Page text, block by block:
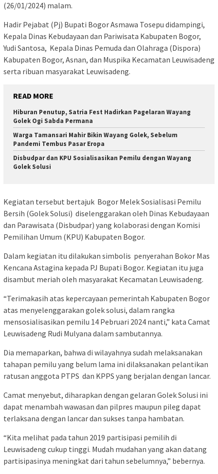
(26/01/2024) malam.
Hadir Pejabat (Pj) Bupati Bogor Asmawa Tosepu didampingi,
Kepala Dinas Kebudayaan dan Pariwisata Kabupaten Bogor,
Yudi Santosa, Kepala Dinas Pemuda dan Olahraga (Dispora)
Kabupaten Bogor, Asnan, dan Muspika Kecamatan Leuwisadeng
serta ribuan masyarakat Leuwisadeng.
READ MORE
Hiburan Penutup, Satria Fest Hadirkan Pagelaran Wayang
Golek Ogi Sabda Permana
Warga Tamansari Mahir Bikin Wayang Golek, Sebelum
Pandemi Tembus Pasar Eropa
Disbudpar dan KPU Sosialisasikan Pemilu dengan Wayang
Golek Solusi
Kegiatan tersebut bertajuk Bogor Melek Sosialisasi Pemilu
Bersih (Golek Solusi) diselenggarakan oleh Dinas Kebudayaan
dan Parawisata (Disbudpar) yang kolaborasi dengan Komisi
Pemilihan Umum (KPU) Kabupaten Bogor.
Dalam kegiatan itu dilakukan simbolis penyerahan Bokor Mas
Kencana Astagina kepada PJ Bupati Bogor. Kegiatan itu juga
disambut meriah oleh masyarakat Kecamatan Leuwisadeng.
“Terimakasih atas kepercayaan pemerintah Kabupaten Bogor
atas menyelenggarakan golek solusi, dalam rangka
mensosialisasikan pemilu 14 Pebruari 2024 nanti,” kata Camat
Leuwisadeng Rudi Mulyana dalam sambutannya.
Dia memaparkan, bahwa di wilayahnya sudah melaksanakan
tahapan pemilu yang belum lama ini dilaksanakan pelantikan
ratusan anggota PTPS dan KPPS yang berjalan dengan lancar.
Camat menyebut, diharapkan dengan gelaran Golek Solusi ini
dapat menambah wawasan dan pilpres maupun pileg dapat
terlaksana dengan lancar dan sukses tanpa hambatan.
“Kita melihat pada tahun 2019 partisipasi pemilih di
Leuwisadeng cukup tinggi. Mudah mudahan yang akan datang
partisipasinya meningkat dari tahun sebelumnya,” bebernya.